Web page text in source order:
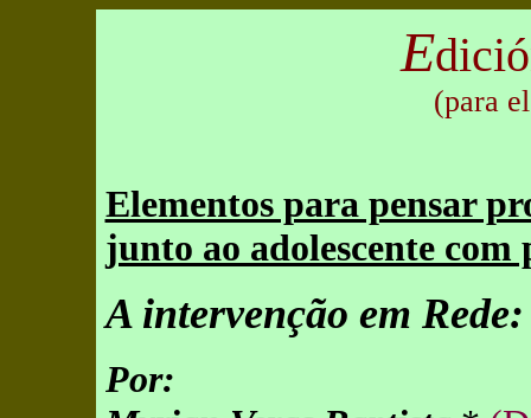
E
(para
Elementos para pensar
junto ao adolescente
A intervenção em
Por: